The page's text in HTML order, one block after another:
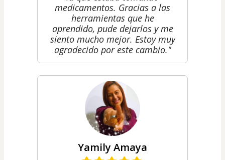
medicamentos. Gracias a las
herramientas que he
aprendido, pude dejarlos y me
siento mucho mejor. Estoy muy
agradecido por este cambio."
Yamily Amaya